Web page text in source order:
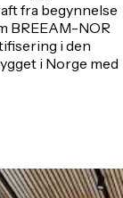
fra begynnelse
BREEAM-NOR
i den
i Norge med